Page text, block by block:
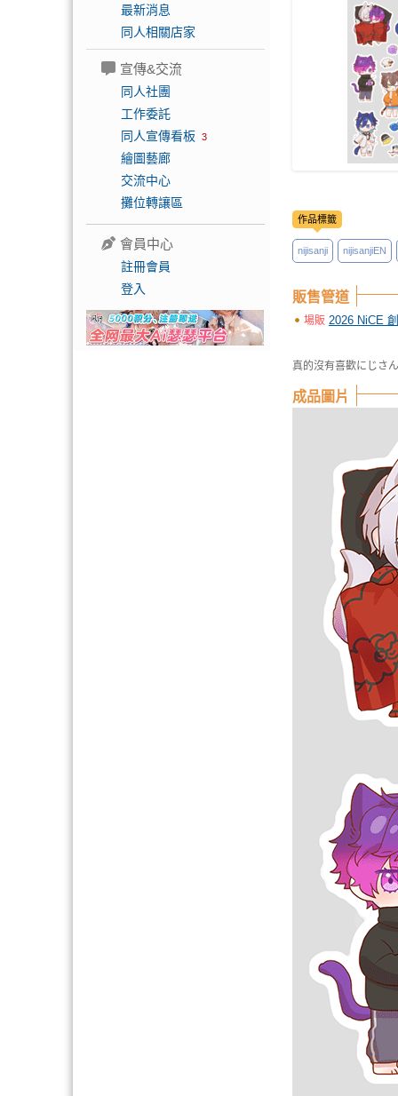
最新消息
同人相關店家
宣傳&交流
同人社團
工作委託
同人宣傳看板 3
繪圖藝廊
交流中心
攤位轉讓區
會員中心
註冊會員
登入
作品標籤
nijisanji nijisanjiEN
販售管道
場販 2026 NiCE
真的沒有喜歡にじさ
成品圖片